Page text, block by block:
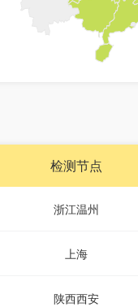
检测节点
浙江温州
上海
陕西西安